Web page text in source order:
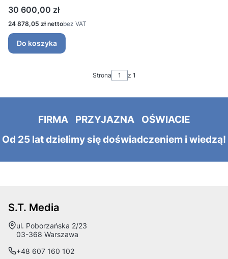
Cena
30 600,00 zł
Cena
24 878,05 zł bez VAT
Do koszyka
Strona z 1
FIRMA PRZYJAZNA OŚWIACIE
Od 25 lat dzielimy się doświadczeniem i wiedzą!
S.T. Media
Adres:
ul. Poborzańska 2/23
03-368 Warszawa
+48 607 160 102